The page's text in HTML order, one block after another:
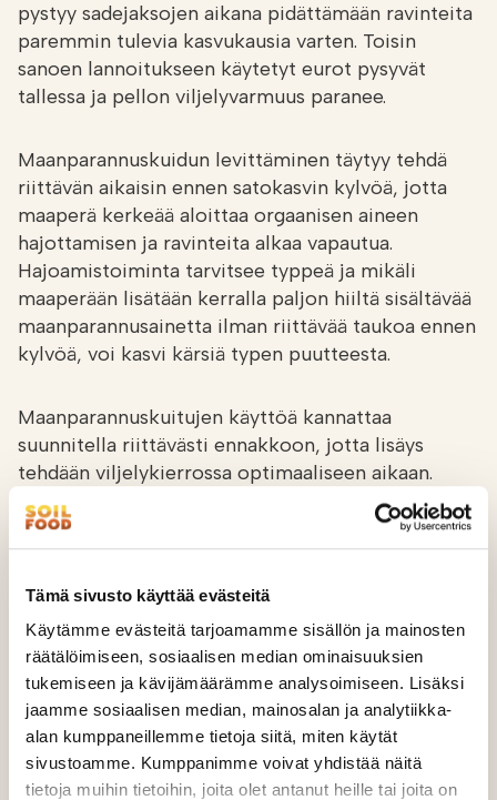
Tämä sivusto käyttää evästeitä
Käytämme evästeitä tarjoamamme sisällön ja mainosten
räätälöimiseen, sosiaalisen median ominaisuuksien
tukemiseen ja kävijämäärämme analysoimiseen. Lisäksi
jaamme sosiaalisen median, mainosalan ja analytiikka-
alan kumppaneillemme tietoja siitä, miten käytät
sivustoamme. Kumppanimme voivat yhdistää näitä
tietoja muihin tietoihin, joita olet antanut heille tai joita on
pystyy sadejaksojen aikana pidättämään ravinteita
paremmin tulevia kasvukausia varten. Toisin
sanoen lannoitukseen käytetyt eurot pysyvät
tallessa ja pellon viljelyvarmuus paranee.
Maanparannuskuidun levittäminen täytyy tehdä
riittävän aikaisin ennen satokasvin kylvöä, jotta
maaperä kerkeää aloittaa orgaanisen aineen
hajottamisen ja ravinteita alkaa vapautua.
Hajoamistoiminta tarvitsee typpeä ja mikäli
maaperään lisätään kerralla paljon hiiltä sisältävää
maanparannusainetta ilman riittävää taukoa ennen
kylvöä, voi kasvi kärsiä typen puutteesta.
Maanparannuskuitujen käyttöä kannattaa
suunnitella riittävästi ennakkoon, jotta lisäys
tehdään viljelykierrossa optimaaliseen aikaan.
Ennen käyttöä tulisi pellon peruskunnon olla
hyvällä tasolla. Toimimaton ojitus ja liian alhainen
pH vaikuttavat maaperän hajotustoimintaan, eikä
tällöin orgaanisen aineen lisääminen ole järkevää.
Tarkempaa suunnittelua varten kannattaa ottaa
yhteyttä meihin myyjiin!